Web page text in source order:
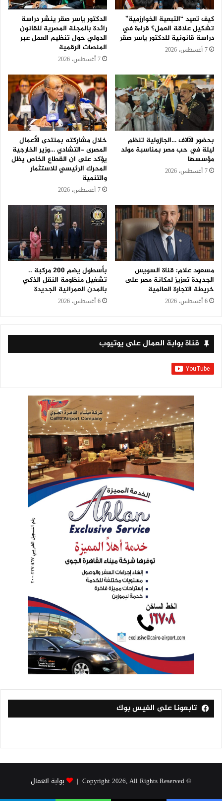
كيف تعيد “التبعية الخوارزمية”
تشكيل علاقة العمل؟ قراءة في
دراسة قانونية للدكتور ياسر صقر
7 أغسطس، 2026
الدكتور ياسر صقر ينشر دراسة
رائدة بالمجلة المصرية للقانون
الدولي حول تنظيم العمل عبر
المنصات الرقمية
7 أغسطس، 2026
بحضور الآلاف …الجازولية تنظم
ليلة في حب مصر بمناسبة مولد
مؤسسها
7 أغسطس، 2026
خلال مشاركته بمنتدى الأعمال
المصرى -التشادي …وزير الخارجية
يؤكد على ان القطاع الخاص يظل
المحرك الرئيسي للاستثمار
والتنمية
7 أغسطس، 2026
مسعود علام: قناة السويس
الجديدة تعزيز لمكانة مصر على
خريطة التجارة العالمية
6 أغسطس، 2026
بأسطول يضم 200 مركبة ..
تشغيل منظومة النقل الذكي
بالمدن العمرانية الجديدة
6 أغسطس، 2026
قناة بوابة العمال على يوتيوب
تابعونا على الفيس بوك
© Copyright 2026, All Rights Reserved | بوابة العمال